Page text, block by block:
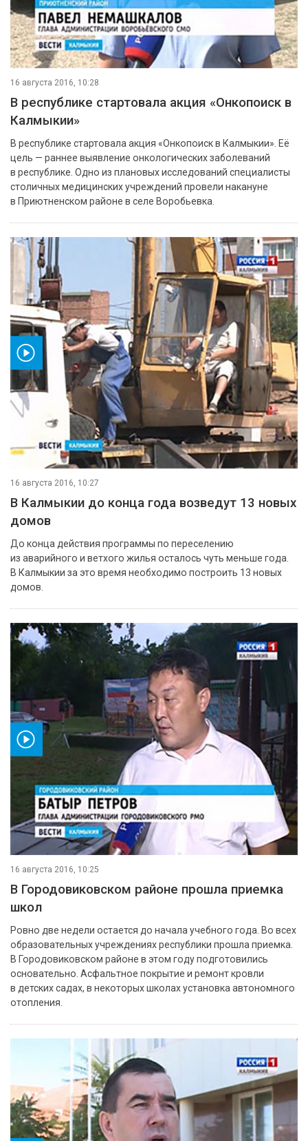
16 августа 2016, 10:28
В республике стартовала акция «Онкопоиск в
Калмыкии»
В республике стартовала акция «Онкопоиск в Калмыкии». Её
цель — раннее выявление онкологических заболеваний
в республике. Одно из плановых исследований специалисты
столичных медицинских учреждений провели накануне
в Приютненском районе в селе Воробьевка.
16 августа 2016, 10:27
В Калмыкии до конца года возведут 13 новых
домов
До конца действия программы по переселению
из аварийного и ветхого жилья осталось чуть меньше года.
В Калмыкии за это время необходимо построить 13 новых
домов.
16 августа 2016, 10:25
В Городовиковском районе прошла приемка
школ
Ровно две недели остается до начала учебного года. Во всех
образовательных учреждениях республики прошла приемка.
В Городовиковском районе в этом году подготовились
основательно. Асфальтное покрытие и ремонт кровли
в детских садах, в некоторых школах установка автономного
отопления.